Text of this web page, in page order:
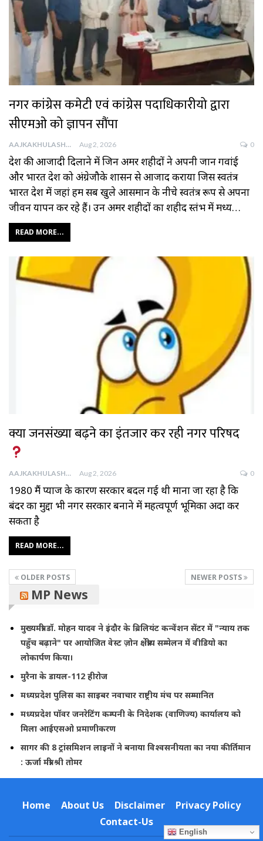
नगर कांग्रेस कमेटी एवं कांग्रेस पदाधिकारीयो द्वारा
सीएमओ को ज्ञापन सौंपा
AAJKAKHULASHA Aug 2, 2026 0
देश की आजादी दिलाने में जिन अमर शहीदों ने अपनी जान गवांई
और भारत देश को अंग्रेजौके शासन से आजाद कराया जिस स्वतंत्र
भारत देश में जहां हम सब खुले आसमान के नीचे स्वतंत्र रूप से अपना
जीवन यापन कर रहे हैं। उन अमर शहीदों का शहीद स्तंभ में मध्य…
READ MORE...
क्या जनसंख्या बढ़ने का इंतजार कर रही नगर परिषद
AAJKAKHULASHA Aug 2, 2026 0
1980 मैं प्याज के कारण सरकार बदल गई थी माना जा रहा है कि
बंदर का मुद्दा भी नगर सरकार बनाने में महत्वपूर्ण भूमिका अदा कर
सकता है
READ MORE...
OLDER POSTS NEWER POSTS
MP News
मुख्यमंत्री डॉ. मोहन यादव ने इंदौर के ब्रिलियंट कन्वेंशन सेंटर में "न्याय तक
पहुँच बढ़ाने" पर आयोजित वेस्ट ज़ोन क्षेत्रीय सम्मेलन में वीडियो का
लोकार्पण किया।
मुरैना के डायल-112 हीरोज
मध्यप्रदेश पुलिस का साइबर नवाचार राष्ट्रीय मंच पर सम्मानित
मध्यप्रदेश पॉवर जनरेटिंग कम्पनी के निदेशक (वाणिज्य) कार्यालय को
मिला आईएसओ प्रमाणीकरण
सागर की 8 ट्रांसमिशन लाइनों ने बनाया विश्वसनीयता का नया कीर्तिमान
: ऊर्जा मंत्री श्री तोमर
Home About Us Disclaimer
Privacy Policy
Contact-Us
English